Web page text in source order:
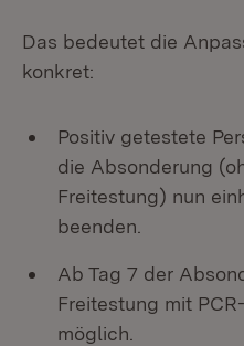
Das bedeutet die
konkret:
Positiv getestete
die Absonderung
Freitestung) nun
beenden.
Ab Tag 7 der
Freitestung mit
möglich.